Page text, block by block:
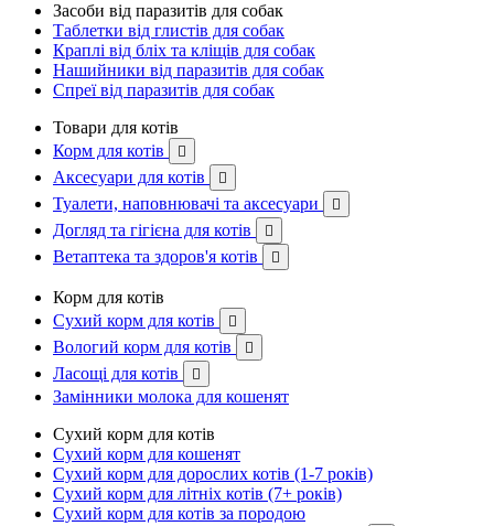
Засоби від паразитів для собак
Таблетки від глистів для собак
Краплі від бліх та кліщів для собак
Нашийники від паразитів для собак
Спреї від паразитів для собак
Товари для котів
Корм для котів

Аксесуари для котів 
Туалети, наповнювачі та аксесуари 
Догляд та гігієна для котів 
Ветаптека та здоров'я котів 
Корм для котів
Сухий корм для котів

Вологий корм для котів 
Ласощі для котів 
Замінники молока для кошенят
Сухий корм для котів
Сухий корм для кошенят
Сухий корм для дорослих котів (1-7 років)
Сухий корм для літніх котів (7+ років)
Сухий корм для котів за породою